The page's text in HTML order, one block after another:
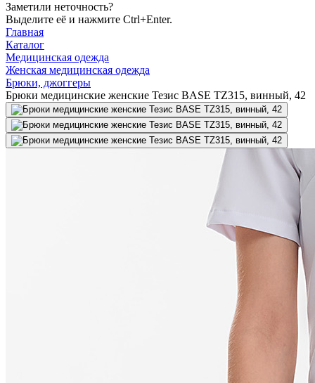
Заметили неточность?
Выделите её и нажмите Ctrl+Enter.
Главная
Каталог
Медицинская одежда
Женская медицинская одежда
Брюки, джоггеры
Брюки медицинские женские Тезис BASE TZ315, винный, 42